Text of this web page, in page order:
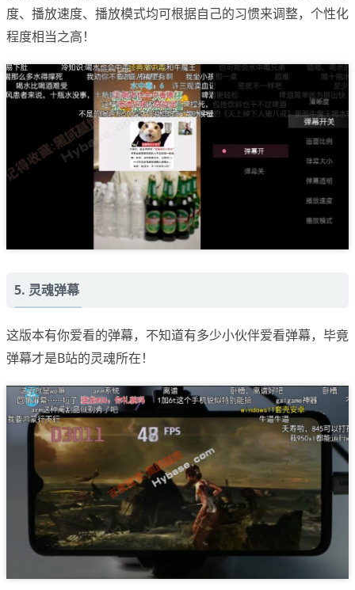
度、播放速度、播放模式均可根据自己的习惯来调整，个性化
程度相当之高！
5. 灵魂弹幕
这版本有你爱看的弹幕，不知道有多少小伙伴爱看弹幕，毕竟
弹幕才是B站的灵魂所在！